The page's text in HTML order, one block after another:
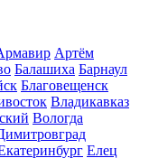
Артём
Балашиха Барнаул
Благовещенск
Владикавказ
Вологда
Елец